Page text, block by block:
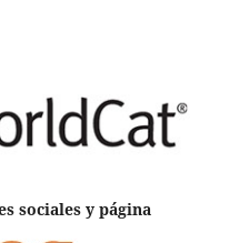
sociales y página